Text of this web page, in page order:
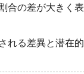
合の差が大きく表
れる差異と潜在的